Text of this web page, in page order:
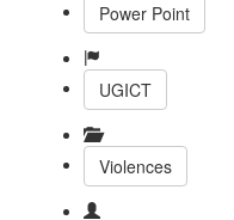
Power Point
UGICT
Violences